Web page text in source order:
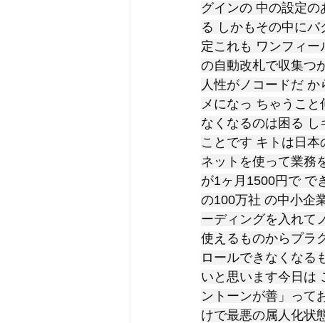
グインの 中の設定
る しかもその中に
定これも ワンフィ
の自動改札で収集つ
人性がノコードだ
メになっ ちゃうこ
なくなるのは困る
ことです キトは日
ネットを使って業務
が1ヶ月1500円で で
の100万社 の中小企
ーディングを入れて
使えるものからプラ
ロールできなくなる
いと思います今日は
ントーンが善」って
けで最悪の属人化状